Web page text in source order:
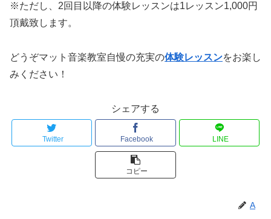
※ただし、2回目以降の体験レッスンは1レッスン1,000円
頂戴致します。
どうぞマット音楽教室自慢の充実の体験レッスンをお楽し
みください！
シェアする
Twitter Facebook LINE
コピー
A